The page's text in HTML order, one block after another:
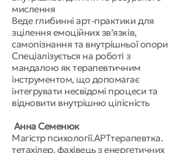
мислення
Веде глибинні арт-практики для
зцілення емоційних зв’язків,
самопізнання та внутрішньої опори
Спеціалізується на роботі з
мандалою як терапевтичним
інструментом, що допомагає
інтегрувати несвідомі процеси та
відновити внутрішню цілісність
Анна Семенюк
Магістр психології.АРТтерапевтка.
тетахілер, фахівець з енергетичних